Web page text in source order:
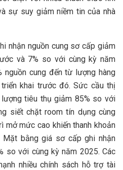
sự suy giảm niềm tin của nhà
nhận nguồn cung sơ cấp giảm
và 7% so với cùng kỳ năm
nguồn cung đến từ lượng hàng
khai trước đó. Sức cầu thị
tiêu thụ giảm 85% so với
siết chặt room tín dụng cùng
mức cao khiến thanh khoản
bằng giá sơ cấp ghi nhận
so với cùng kỳ năm 2025. Các
nhiều chính sách hỗ trợ tài